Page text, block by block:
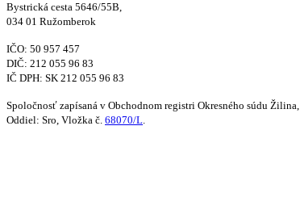
Bystrická cesta 5646/55B,
034 01 Ružomberok
IČO: 50 957 457
DIČ: 212 055 96 83
IČ DPH: SK 212 055 96 83
Spoločnosť zapísaná v Obchodnom registri Okresného súdu Žilina,
Oddiel: Sro, Vložka č. 68070/L.